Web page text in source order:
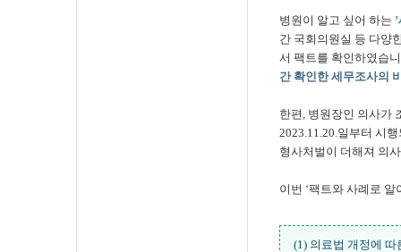
병원이 알고 싶어 하는
간 국회의원실 등 다양
서 팩트를 확인하였습
간 확인한 세무조사의
한편, 병원장인 의사가
2023.11.20.일부터 시
형사처벌이 더해져 의
이번 ‘팩트와 사례로
(1) 의료법 개정에